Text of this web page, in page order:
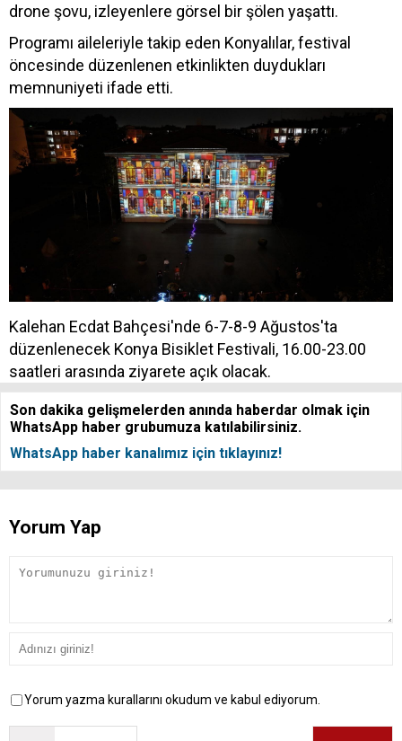
drone şovu, izleyenlere görsel bir şölen yaşattı.
Programı aileleriyle takip eden Konyalılar, festival
öncesinde düzenlenen etkinlikten duydukları
memnuniyeti ifade etti.
Kalehan Ecdat Bahçesi'nde 6-7-8-9 Ağustos'ta
düzenlenecek Konya Bisiklet Festivali, 16.00-23.00
saatleri arasında ziyarete açık olacak.
Son dakika gelişmelerden anında haberdar olmak için
WhatsApp haber grubumuza katılabilirsiniz.
WhatsApp haber kanalımız için tıklayınız!
Yorum Yap
Yorum yazma kurallarını okudum ve kabul ediyorum.